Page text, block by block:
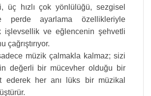
üç hızlı çok yönlülüğü, sezgisel
perde ayarlama özellikleriyle
işlevsellik ve eğlencenin şehvetli
çağrıştırıyor.
müzik çalmakla kalmaz; sizi
değerli bir mücevher olduğu bir
ederek her anı lüks bir müzikal